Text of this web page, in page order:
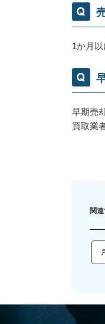
1か月以
早期売
買取業
関